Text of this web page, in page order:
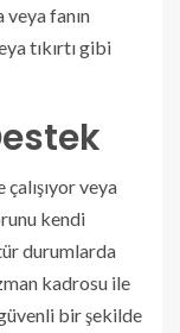
veya fanın
tıkırtı gibi
veya
kendi
durumlarda
kadrosu ile
bir şekilde